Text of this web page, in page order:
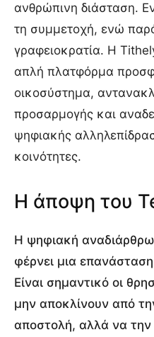
ανθρώπινη διάσταση.
τη συμμετοχή, ενώ
γραφειοκρατία. Η
απλή πλατφόρμα
οικοσύστημα,
προσαρμογής και
ψηφιακής
κοινότητες.
Η άποψη του
Η ψηφιακή
φέρνει μια
Είναι σημαντικό οι
μην αποκλίνουν από
αποστολή, αλλά να